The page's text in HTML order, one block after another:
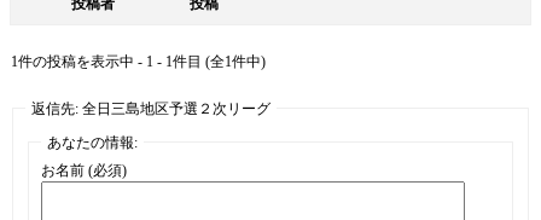
投稿者 投稿
1件の投稿を表示中 - 1 - 1件目 (全1件中)
返信先: 全日三島地区予選２次リーグ
あなたの情報:
お名前 (必須)